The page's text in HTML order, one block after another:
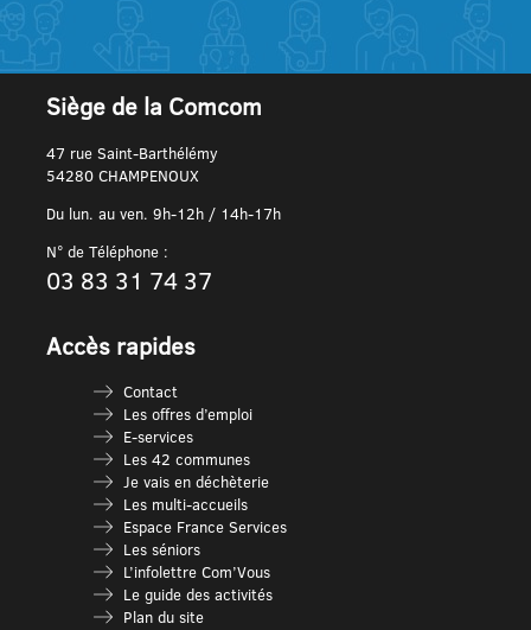
Siège de la Comcom
47 rue Saint-Barthélémy
54280 CHAMPENOUX
Du lun. au ven. 9h-12h / 14h-17h
N° de Téléphone :
03 83 31 74 37
Accès rapides
Contact
Les offres d’emploi
E-services
Les 42 communes
Je vais en déchèterie
Les multi-accueils
Espace France Services
Les séniors
L’infolettre Com’Vous
Le guide des activités
Plan du site